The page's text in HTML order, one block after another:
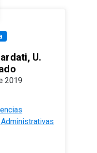
U.
2019